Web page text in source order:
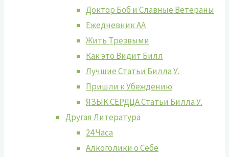
Доктор Боб и Славные Ветераны
Ежедневник АА
Жить Tрезвыми
Как это Видит Билл
Лучшие Cтатьи Билла У.
Пришли к Убеждению
ЯЗЫК СЕРДЦА Статьи Билла У.
Другая Литература
24 Часа
Алкоголики о Себе